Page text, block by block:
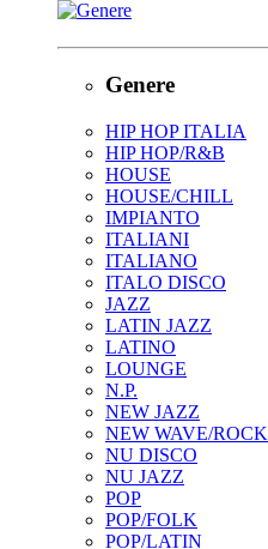
Genere
HIP HOP ITALIA
HIP HOP/R&B
HOUSE
HOUSE/CHILL
IMPIANTO
ITALIANI
ITALIANO
ITALO DISCO
JAZZ
LATIN JAZZ
LATINO
LOUNGE
N.P.
NEW JAZZ
NEW WAVE/ROCK
NU DISCO
NU JAZZ
POP
POP/FOLK
POP/LATIN